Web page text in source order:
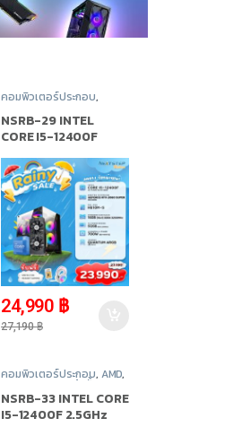
คอมพิวเตอร์ประกอบ,
ทั้งหมด
NSRB-29 INTEL
CORE I5-12400F
2.5GHz 6C/12T / RTX
2060 SUPER / 16GB
DDR4 3200MHz / M.2
512GB
- 8%
24,990 ฿
27,190฿
คอมพิวเตอร์ประกอบ, AMD,
สินค้าทั้งหมด
NSRB-33 INTEL CORE
I5-12400F 2.5GHz